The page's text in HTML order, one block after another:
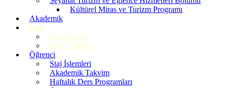
Kültürel Miras ve Turizm Programı
Akademik
İdari
İdari Kadro
İdari Formlar
Öğrenci
Staj İşlemleri
Akademik Takvim
Haftalık Ders Programları